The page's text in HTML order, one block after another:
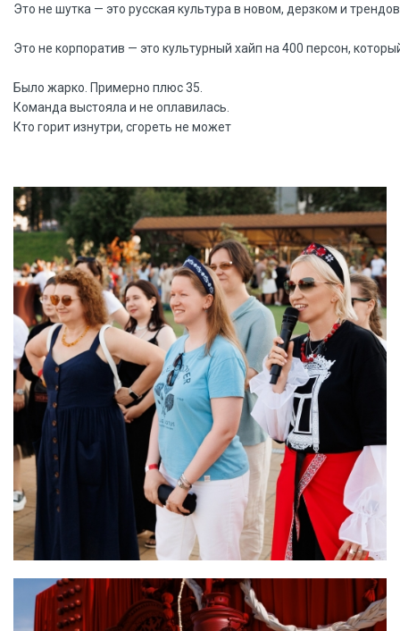
Это не шутка — это русская культура в новом, дерзком и
Это не корпоратив — это культурный хайп на 400 персон,
Было жарко. Примерно плюс 35.
Команда выстояла и не оплавилась.